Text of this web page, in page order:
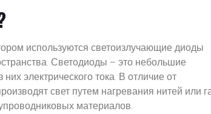
используются светоизлучающие диоды
Светодиоды – это небольшие
электрического тока. В отличие от
свет путем нагревания нитей или
материалов.